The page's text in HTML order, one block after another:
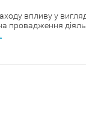
впливу у
провадження